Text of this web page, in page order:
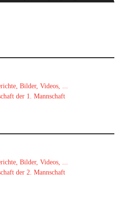
Bilder, Videos, ...
der 1. Mannschaft
Bilder, Videos, ...
der 2. Mannschaft